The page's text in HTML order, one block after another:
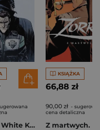
Batman. White Knight. DC Compact Comics Edition
KSIĄŻKA
66,88 zł
90,00 zł -
cena detaliczna
Z martwych.